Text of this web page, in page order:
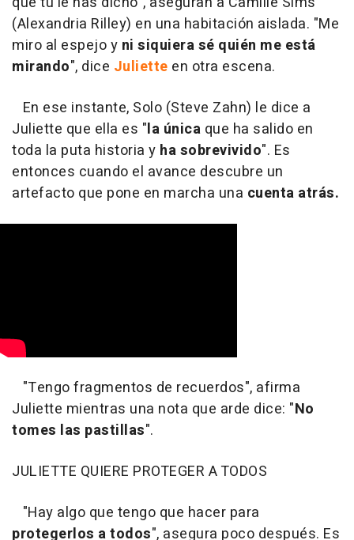
(Alexandria Rilley) en una habitación aislada. "Me
miro al espejo y ni siquiera sé quién me está
mirando", dice Juliette en otra escena.
En ese instante, Solo (Steve Zahn) le dice a
Juliette que ella es "la única que ha salido en
toda la puta historia y ha sobrevivido". Es
entonces cuando el avance descubre un
artefacto que pone en marcha una cuenta atrás.
"Tengo fragmentos de recuerdos", afirma
Juliette mientras una nota que arde dice: "No
tomes las pastillas".
JULIETTE QUIERE PROTEGER A TODOS
"Hay algo que tengo que hacer para
protegerlos a todos", asegura poco después. Es